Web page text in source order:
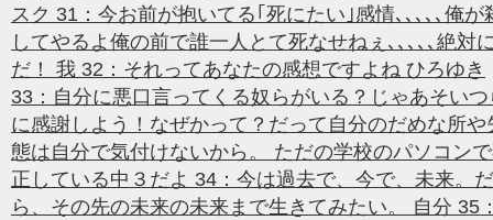
スク 31：今お前が抱いてる｢死にたい｣感情､､､､､俺が
してやるよ俺の前で誰一人とて死なせねぇ､､､､､絶対
だ！ 我 32：それってあなたの感想ですよね ひろゆき
33：自分に悪口言ってくる奴らがいる？じゃあそいつ
に感謝しよう！なぜかって？だって自分のだめな所や
態は自分で気付けないから。 ただの学校のパソコン
正している中３だよ 34：今は過去で、今で、未来。
ら、その先の未来の未来まで生きてみたい。 自分 35